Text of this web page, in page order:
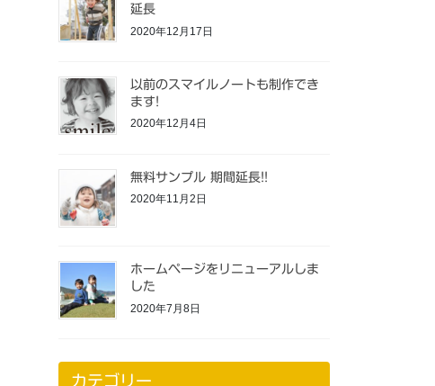
延長
2020年12月17日
以前のスマイルノートも制作でき
ます!
2020年12月4日
無料サンプル 期間延長!!
2020年11月2日
ホームページをリニューアルしま
した
2020年7月8日
カテゴリー